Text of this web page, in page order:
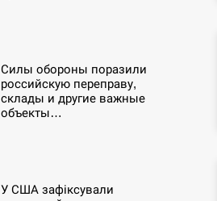
Силы обороны поразили
российскую переправу,
склады и другие важные
объекты…
У США зафіксували